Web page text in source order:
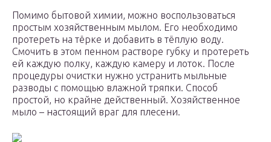
Помимо бытовой химии, можно воспользоваться
простым хозяйственным мылом. Его необходимо
протереть на тёрке и добавить в тёплую воду.
Смочить в этом пенном растворе губку и протереть
ей каждую полку, каждую камеру и лоток. После
процедуры очистки нужно устранить мыльные
разводы с помощью влажной тряпки. Способ
простой, но крайне действенный. Хозяйственное
мыло – настоящий враг для плесени.